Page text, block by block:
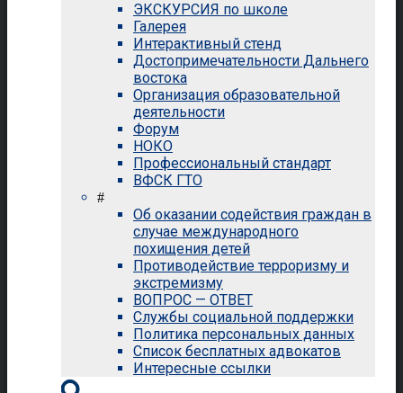
ЭКСКУРСИЯ по школе
Галерея
Интерактивный стенд
Достопримечательности Дальнего
востока
Организация образовательной
деятельности
Форум
НОКО
Профессиональный стандарт
ВФСК ГТО
#
Об оказании содействия граждан в
случае международного
похищения детей
Противодействие терроризму и
экстремизму
ВОПРОС — ОТВЕТ
Службы социальной поддержки
Политика персональных данных
Список бесплатных адвокатов
Интересные ссылки